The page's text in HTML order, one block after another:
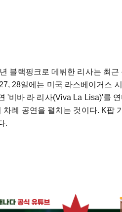
블랙핑크로 데뷔한 리사는 최
28일에는 미국 라스베이거스
'비바 라 리사(Viva La Lisa)'를
차례 공연을 펼치는 것이다. K팝
.